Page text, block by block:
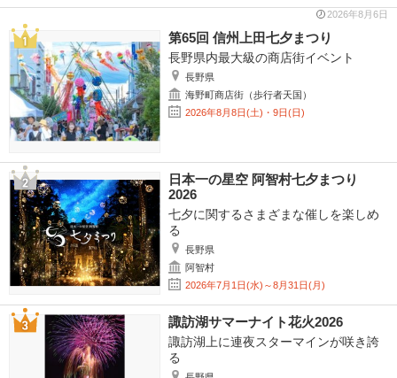
2026年8月6日
第65回 信州上田七夕まつり
長野県内最大級の商店街イベント
長野県
海野町商店街（歩行者天国）
2026年8月8日(土)・9日(日)
日本一の星空 阿智村七夕まつり
2026
七夕に関するさまざまな催しを楽しめ
る
長野県
阿智村
2026年7月1日(水)～8月31日(月)
諏訪湖サマーナイト花火2026
諏訪湖上に連夜スターマインが咲き誇
る